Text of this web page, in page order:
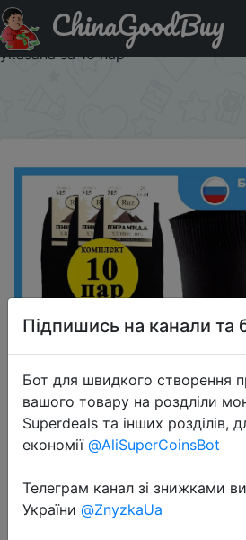
Паридбати з промокодом $1.44/
ЧЕРНЫЕ / Фирма Пирамида /
указана за 10 пар
ChinaGoodBuy
Підпишись на канали та
Бот для швидкого створення
вашого товару на роздліли
Superdeals та інших розділів,
економії @AliSuperCoinsBot
Телеграм канал зі знижками
України @ZnyzkaUa